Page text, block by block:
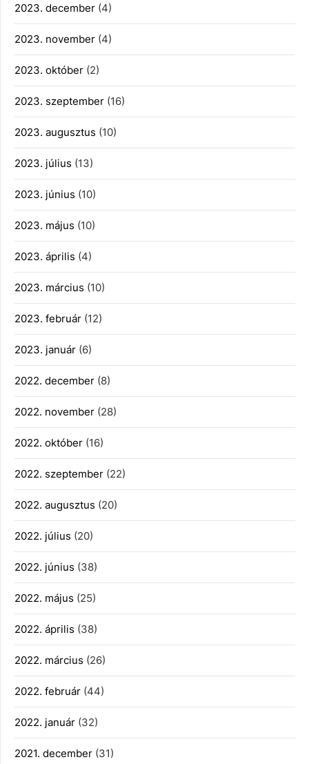
2023. december (4)
2023. november (4)
2023. október (2)
2023. szeptember (16)
2023. augusztus (10)
2023. július (13)
2023. június (10)
2023. május (10)
2023. április (4)
2023. március (10)
2023. február (12)
2023. január (6)
2022. december (8)
2022. november (28)
2022. október (16)
2022. szeptember (22)
2022. augusztus (20)
2022. július (20)
2022. június (38)
2022. május (25)
2022. április (38)
2022. március (26)
2022. február (44)
2022. január (32)
2021. december (31)